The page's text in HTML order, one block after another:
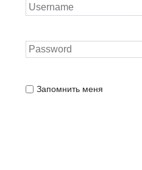
Запомнить меня